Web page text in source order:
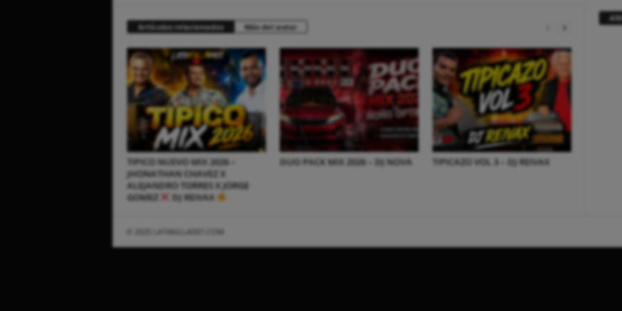
Artículos relacionados Más del autor
TIPICO NUEVO MIX 2026 –
JHONATHAN CHAVEZ X
ALEJANDRO TORRES X JORGE
GOMEZ
DJ REIVAX
DUO PACK MIX 2026 – DJ NOVA TIPICAZO VOL 3 – DJ REIVAX
© 2025 LATAKILLA507.COM